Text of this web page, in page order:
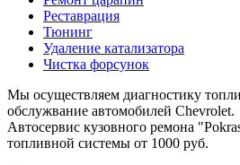
Реставрация
Тюнинг
Удаление катализатора
Чистка форсунок
Мы осуществляем диагностику
обслужвание автомобилей Chevrolet.
Автосервис кузовного ремона
топливной системы от 1000 руб.